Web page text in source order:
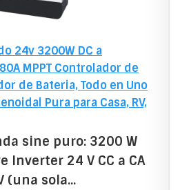
24v 3200W DC a
MPPT Controlador de
de Bateria, Todo en Uno
Pura para Casa, RV,
sine puro: 3200 W
Inverter 24 V CC a CA
(una sola...